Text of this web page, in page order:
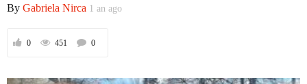
By Gabriela Nirca 1 an ago
0 451 0